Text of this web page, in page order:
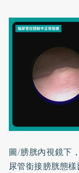
圖/膀胱內視鏡下
尿管銜接膀胱態樣